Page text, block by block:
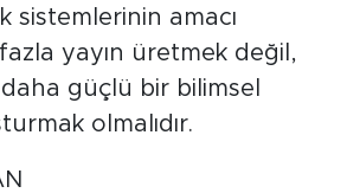
sistemlerinin amacı
yayın üretmek değil,
güçlü bir bilimsel
olmalıdır.